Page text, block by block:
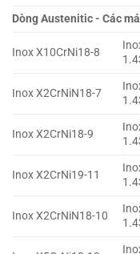
Dòng Austenitic - Các
Inox X10CrNi18-8
Inox X2CrNiN18-7
Inox X2CrNi18-9
Inox X2CrNi19-11
Inox X2CrNiN18-10